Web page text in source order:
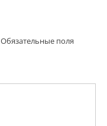
Обязательные поля